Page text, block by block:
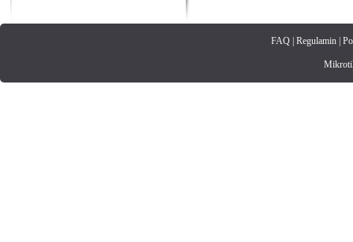
FAQ| Regulamin|